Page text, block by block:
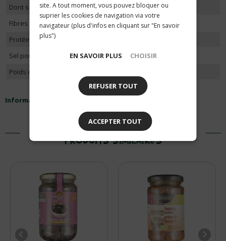
Dont sucres
0g
Fibres alimentaires pour 100g
2.8g
Protéines pour 100g
Sel pour 100g
4g
Poids en gramme
Informations nutritionnelles
PRODUITS SIMILAIRES
site. A tout moment, vous pouvez bloquer ou
suprier les cookies de navigation via votre
navigateur (plus d'infos en cliquant sur "En savoir
plus")
EN SAVOIR PLUS CHOISIR
REFUSER TOUT
ACCEPTER TOUT